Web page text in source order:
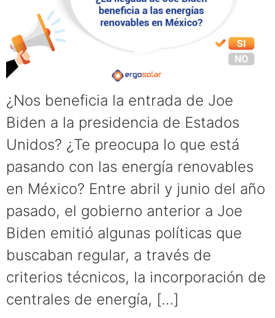
¿Nos beneficia la entrada de Joe
Biden a la presidencia de Estados
Unidos? ¿Te preocupa lo que está
pasando con las energía renovables
en México? Entre abril y junio del año
pasado, el gobierno anterior a Joe
Biden emitió algunas políticas que
buscaban regular, a través de
criterios técnicos, la incorporación de
centrales de energía, […]